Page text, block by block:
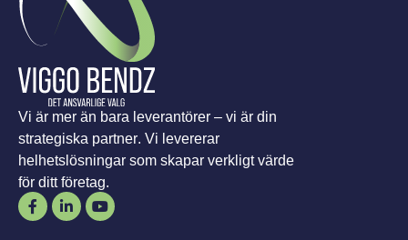
Vi är mer än bara leverantörer – vi är din
strategiska partner. Vi levererar
helhetslösningar som skapar verkligt värde
för ditt företag.